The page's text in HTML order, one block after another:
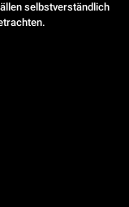
selbstverständlich